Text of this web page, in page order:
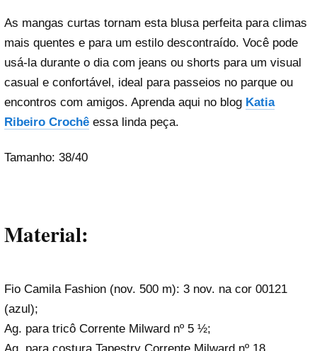
As mangas curtas tornam esta blusa perfeita para climas
mais quentes e para um estilo descontraído. Você pode
usá-la durante o dia com jeans ou shorts para um visual
casual e confortável, ideal para passeios no parque ou
encontros com amigos. Aprenda aqui no blog Katia
Ribeiro Crochê essa linda peça.
Tamanho: 38/40
Material:
Fio Camila Fashion (nov. 500 m): 3 nov. na cor 00121
(azul);
Ag. para tricô Corrente Milward nº 5 ½;